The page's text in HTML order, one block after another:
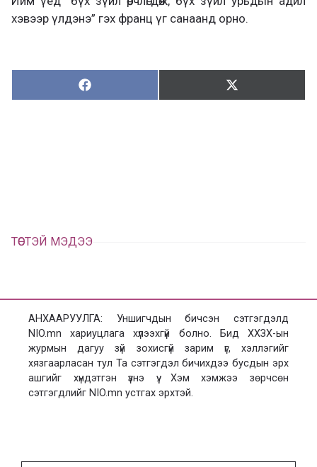
хэвээр үлдэнэ” гэх франц үг санаанд орно.
Хуваалцах:
Х
у
Түгээх:
Т
ү
ТӨСТЭЙ МЭДЭЭ
АНХААРУУЛГА: Уншигчдын бичсэн сэтгэгдэлд
NIO.mn хариуцлага хүлээхгүй болно. Бид ХХЗХ-ын
журмын дагуу зүй зохисгүй зарим үг, хэллэгийг
хязгаарласан тул Та сэтгэгдэл бичихдээ бусдын эрх
ашгийг хүндэтгэн үзнэ үү. Хэм хэмжээ зөрчсөн
сэтгэгдлийг NIO.mn устгах эрхтэй.